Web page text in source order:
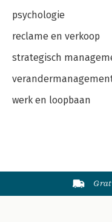
psychologie
reclame en verkoop
strategisch
werk en loopbaan